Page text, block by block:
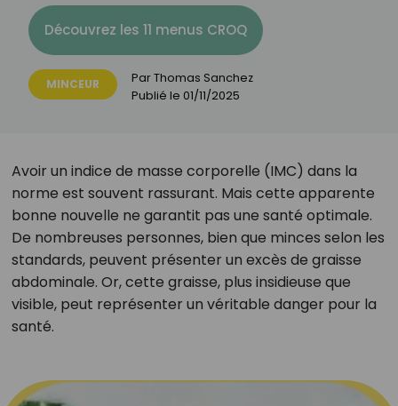
Découvrez les 11 menus CROQ
MINCEUR ParThomas Sanchez
Publié le 01/11/2025
Avoir un indice de masse corporelle (IMC) dans la
norme est souvent rassurant. Mais cette apparente
bonne nouvelle ne garantit pas une santé optimale.
De nombreuses personnes, bien que minces selon les
standards, peuvent présenter un excès de graisse
abdominale. Or, cette graisse, plus insidieuse que
visible, peut représenter un véritable danger pour la
santé.